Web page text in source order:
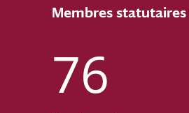
Membres statutaires
76